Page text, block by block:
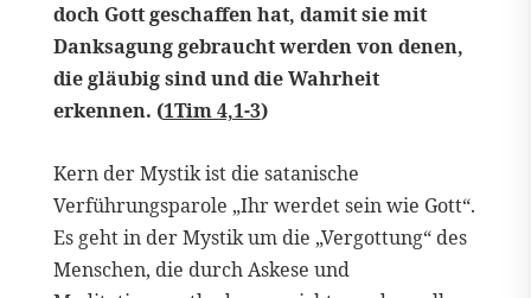
doch Gott geschaffen hat, damit sie mit
Danksagung gebraucht werden von denen,
die gläubig sind und die Wahrheit
erkennen. (1Tim 4,1-3)
Kern der Mystik ist die satanische
Verführungsparole „Ihr werdet sein wie Gott“.
Es geht in der Mystik um die „Vergottung“ des
Menschen, die durch Askese und